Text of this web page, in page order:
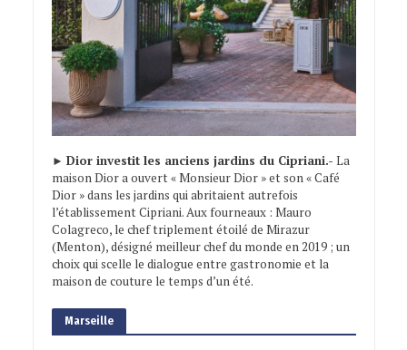
► Dior investit les anciens jardins du Cipriani.- La
maison Dior a ouvert « Monsieur Dior » et son « Café
Dior » dans les jardins qui abritaient autrefois
l’établissement Cipriani. Aux fourneaux : Mauro
Colagreco, le chef triplement étoilé de Mirazur
(Menton), désigné meilleur chef du monde en 2019 ; un
choix qui scelle le dialogue entre gastronomie et la
maison de couture le temps d’un été.
Marseille